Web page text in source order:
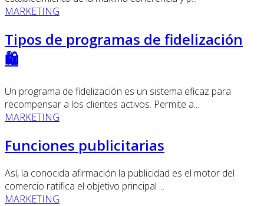
MARKETING
Tipos de programas de fidelización
🛍️
Un programa de fidelización es un sistema eficaz para
recompensar a los clientes activos. Permite a...
MARKETING
Funciones publicitarias
Así, la conocida afirmación la publicidad es el motor del
comercio ratifica el objetivo principal ...
MARKETING